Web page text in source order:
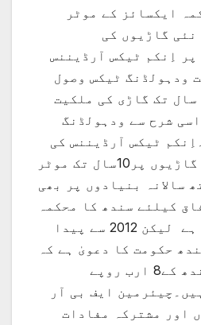
ایکسائز کے موٹر
گاڑیوں کی
اِنکم ٹیکس آرڈیننس
کے تحت ودہولڈنگ ٹیکس وصول
تک گاڑی کی ملکیت
شرح سے ودہولڈنگ
ٹیکس آرڈیننس کی
شق 234 کے تحت نئی گاڑیوں پر10سال تک موٹر
سالانہ بنیادوں پر بھی
کیلئے سندھ کا محکمہ
ایکسائز جمع کرتا ہے لیکن 2012 سے پیدا
حکومت کا دعویٰ ہے کہ
وفاقی حکومت نے سندھ کے8 ارب روپے
ایف بی آر
اور مشترکہ مفادات